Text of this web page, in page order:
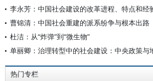
李永芳：中国社会建设的改革进程、特点和经
曹锦清：中国社会重建的派系纷争与根本出路
杜洁：从“炸弹”到“微生物”
单丽卿：治理转型中的社会建设：中央政策与
热门专栏